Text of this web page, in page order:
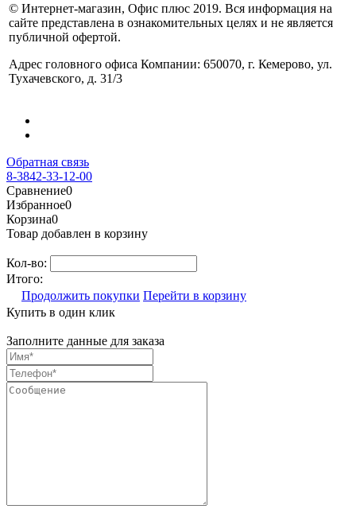
© Интернет-магазин, Офис плюс 2019. Вся информация на
сайте представлена в ознакомительных целях и не является
публичной офертой.
Адрес головного офиса Компании: 650070, г. Кемерово, ул.
Тухачевского, д. 31/3
Обратная связь
8-3842-33-12-00
Сравнение0
Избранное0
Корзина0
Товар добавлен в корзину
Кол-во:
Итого:
Продолжить покупки Перейти в корзину
Купить в один клик
Заполните данные для заказа